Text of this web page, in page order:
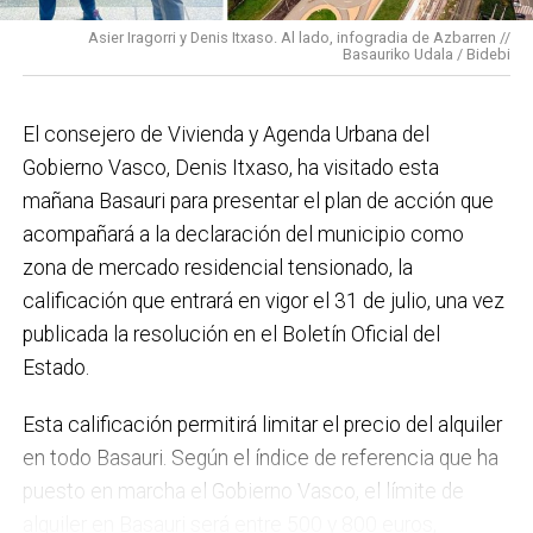
impulso para la creación de huertos urbanos,la
elaboración del Plan General de Actuación Energética,
el Plan de Acción contra el Ruido y la instalación de
régimen de autoconsumo, que hacen de Basauri un
municipio más sostenible y preparado para el futuro.
En ese sentido, estamos trabajando en acciones de
clima y energía, entre las que destacan el diseño de
una red de refugios climáticos, junto con un Plan de
Actuación ante Episodios de Altas Temperaturas,
como las que recientemente hemos sufrido.
proyecto de lanueva haurreskola que se construirá en
Sarratu, junto a Arizko Ikastola, y que es una apuesta
por la educación pública y un elemento más de apoyo
Asier Iragorri y Denis Itxaso. Al lado, infogradia de Azbarren //
Basauriko Udala / Bidebi
El consejero de Vivienda y Agenda Urbana del
Gobierno Vasco, Denis Itxaso, ha visitado esta
mañana Basauri para presentar el plan de acción que
acompañará a la declaración del municipio como
zona de mercado residencial tensionado, la
calificación que entrará en vigor el 31 de julio, una vez
publicada la resolución en el Boletín Oficial del
Estado.
Esta calificación permitirá limitar el precio del alquiler
en todo Basauri. Según el índice de referencia que ha
puesto en marcha el Gobierno Vasco, el límite de